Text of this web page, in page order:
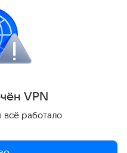
в России.
ён VPN
всё работало